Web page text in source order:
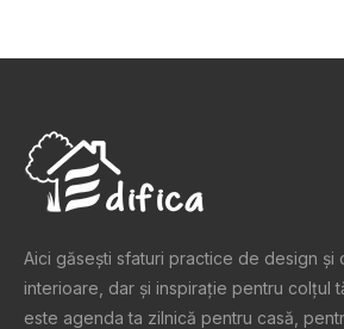
Aici găsești sfaturi practice de design şi
interioare, dar și inspiraţie pentru colţul
este agenda ta zilnică pentru casă,